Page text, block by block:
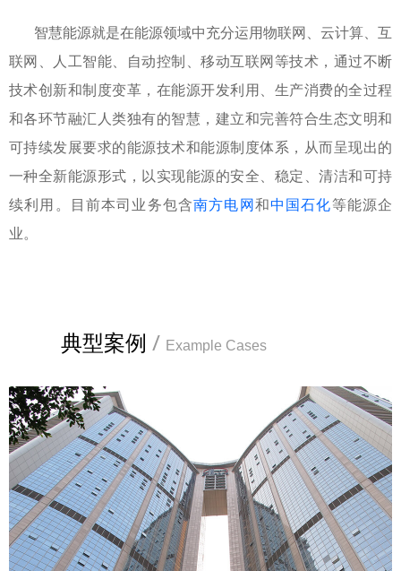
智慧能源就是在能源领域中充分运用物联网、云计算、互
联网、人工智能、自动控制、移动互联网等技术，通过不断
技术创新和制度变革，在能源开发利用、生产消费的全过程
和各环节融汇人类独有的智慧，建立和完善符合生态文明和
可持续发展要求的能源技术和能源制度体系，从而呈现出的
一种全新能源形式，以实现能源的安全、稳定、清洁和可持
续利用。目前本司业务包含南方电网和中国石化等能源企
业。
典型案例 / Example Cases